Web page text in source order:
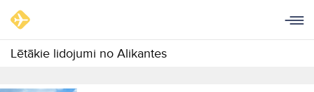
Lētākie lidojumi no Alikantes